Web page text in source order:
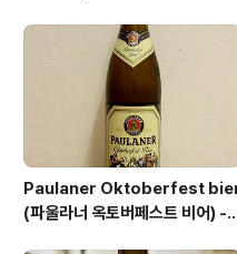
Paulaner Oktoberfest
(파울라너 옥토버페스트 비어) -